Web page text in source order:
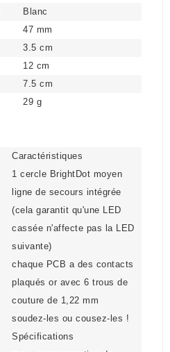
Blanc
47 mm
3.5 cm
12 cm
7.5 cm
29 g
Caractéristiques
1 cercle BrightDot moyen
ligne de secours intégrée
(cela garantit qu'une LED
cassée n'affecte pas la LED
suivante)
chaque PCB a des contacts
plaqués or avec 6 trous de
couture de 1,22 mm
soudez-les ou cousez-les !
Spécifications